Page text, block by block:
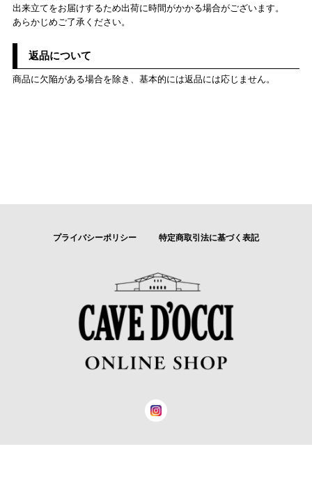
出来立てをお届けするため出荷に時間がかかる場合がございます。
あらかじめご了承ください。
返品について
商品に欠陥がある場合を除き、基本的には返品には応じません。
プライバシーポリシー 特定商取引法に基づく表記